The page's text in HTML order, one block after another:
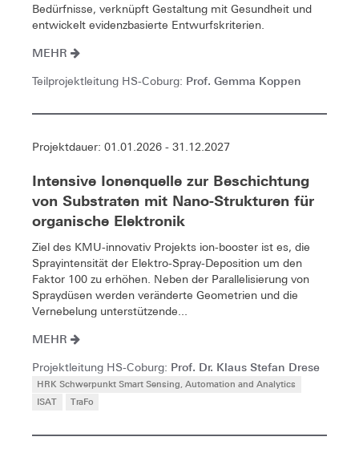
Bedürfnisse, verknüpft Gestaltung mit Gesundheit und
entwickelt evidenzbasierte Entwurfskriterien.
MEHR
Teilprojektleitung HS-Coburg: Prof. Gemma Koppen
Projektdauer: 01.01.2026 - 31.12.2027
Intensive Ionenquelle zur Beschichtung
von Substraten mit Nano-Strukturen für
organische Elektronik
Ziel des KMU-innovativ Projekts ion-booster ist es, die
Sprayintensität der Elektro-Spray-Deposition um den
Faktor 100 zu erhöhen. Neben der Parallelisierung von
Spraydüsen werden veränderte Geometrien und die
Vernebelung unterstützende...
MEHR
Projektleitung HS-Coburg: Prof. Dr. Klaus Stefan Drese
HRK Schwerpunkt Smart Sensing, Automation and Analytics
ISAT
TraFo